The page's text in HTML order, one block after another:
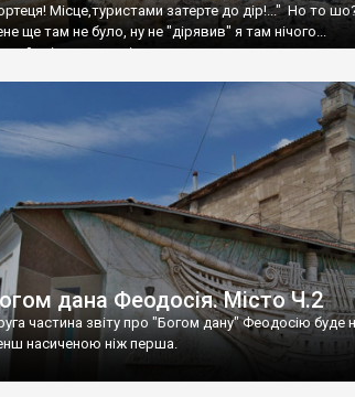
Місце,туристами затерте до дір!..." Но то
ще там не було, ну не "дірявив" я там нічого...
до цього літа.
дана Феодосія. Місто Ч.2
частина звіту про "Богом дану" Феодосію буде
насиченою ніж перша.